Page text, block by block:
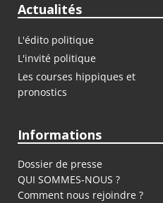
Actualités
L'édito politique
L'invité politique
Les courses hippiques et
pronostics
Informations
Dossier de presse
QUI SOMMES-NOUS ?
Comment nous rejoindre ?